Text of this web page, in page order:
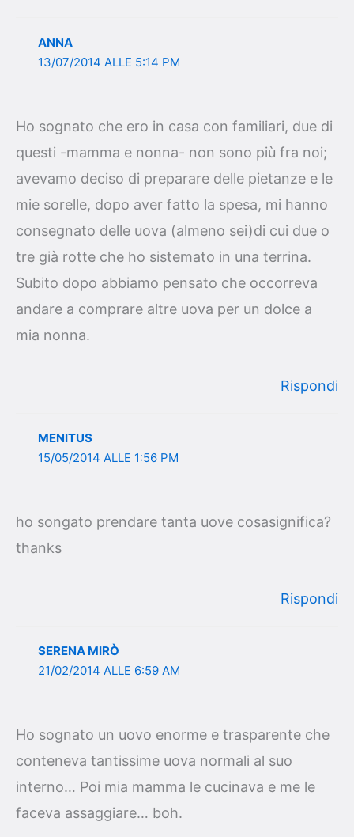
ANNA
13/07/2014 ALLE 5:14 PM
Ho sognato che ero in casa con familiari, due di
questi -mamma e nonna- non sono più fra noi;
avevamo deciso di preparare delle pietanze e le
mie sorelle, dopo aver fatto la spesa, mi hanno
consegnato delle uova (almeno sei)di cui due o
tre già rotte che ho sistemato in una terrina.
Subito dopo abbiamo pensato che occorreva
andare a comprare altre uova per un dolce a
mia nonna.
Rispondi
MENITUS
15/05/2014 ALLE 1:56 PM
ho songato prendare tanta uove cosasignifica?
thanks
Rispondi
SERENA MIRÒ
21/02/2014 ALLE 6:59 AM
Ho sognato un uovo enorme e trasparente che
conteneva tantissime uova normali al suo
interno… Poi mia mamma le cucinava e me le
faceva assaggiare… boh.